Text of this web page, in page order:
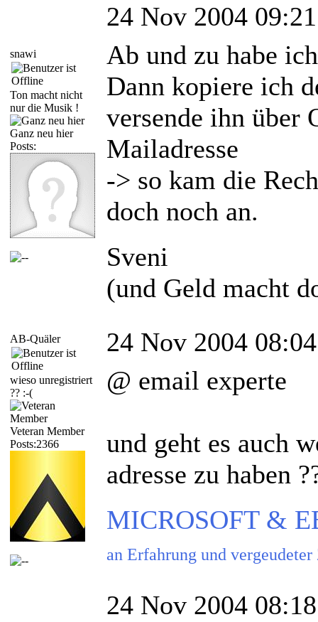
snawi
Ton macht nicht
nur die Musik !
Ganz neu hier
Posts:
24 Nov 2004 09:21
Ab und zu habe
Dann kopiere ich
versende ihn
Mailadresse
-> so kam die
doch noch an.
Sveni
(und Geld macht
AB-Quäler
wieso unregistriert
?? :-(
Veteran Member
Posts:2366
24 Nov 2004 08:04
@ email experte
und geht es auch
adresse zu haben
MICROSOFT &
an Erfahrung und
24 Nov 2004 08:18